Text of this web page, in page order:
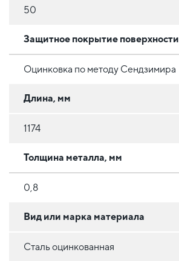
50
Защитное покрытие поверхности
Оцинковка по методу Сендзимира
Длина, мм
1174
Толщина металла, мм
0,8
Вид или марка материала
Сталь оцинкованная